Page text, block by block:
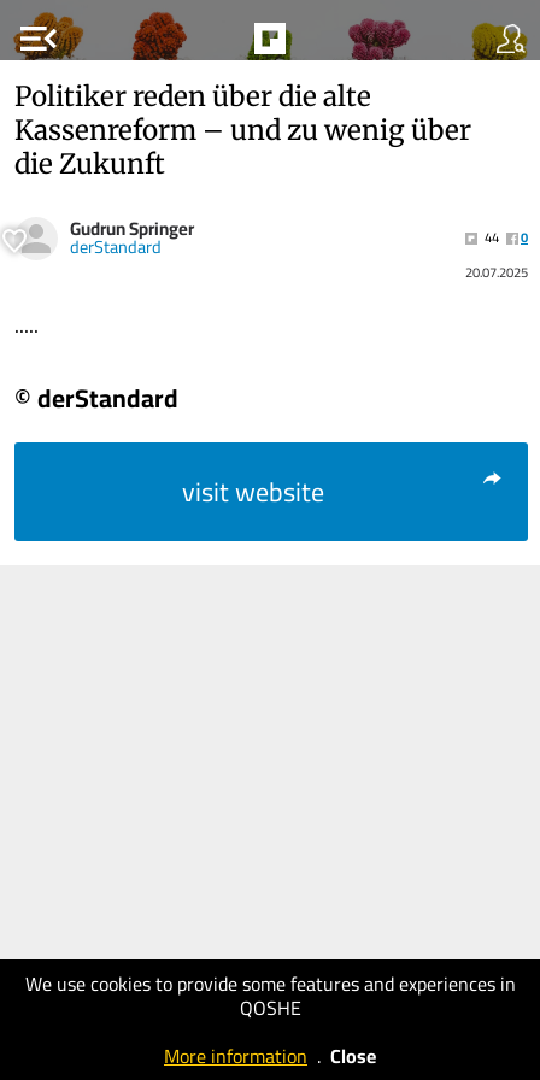
menu_open
We use cookies to provide some features and experiences in
QOSHE
More information . Close
Politiker reden über die alte
Kassenreform – und zu wenig über
die Zukunft
Gudrun Springer
derStandard 44
0
20.07.2025
.....
© derStandard
visit website